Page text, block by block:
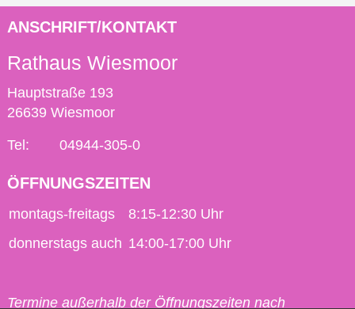
ANSCHRIFT/KONTAKT
Rathaus Wiesmoor
Hauptstraße 193
26639 Wiesmoor
Tel: 04944-305-0
ÖFFNUNGSZEITEN
montags-freitags
8:15-12:30 Uhr
donnerstags auch 14:00-17:00 Uhr
Termine außerhalb der Öffnungszeiten nach